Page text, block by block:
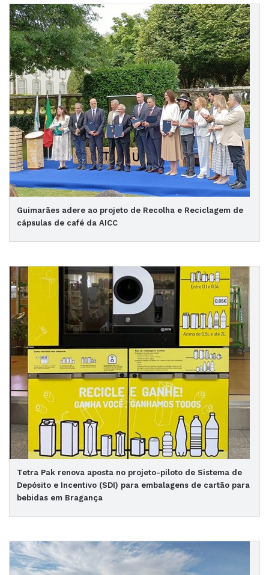
Guimarães adere ao projeto de Recolha e Reciclagem de
cápsulas de café da AICC
Tetra Pak renova aposta no projeto-piloto de Sistema de
Depósito e Incentivo (SDI) para embalagens de cartão para
bebidas em Bragança